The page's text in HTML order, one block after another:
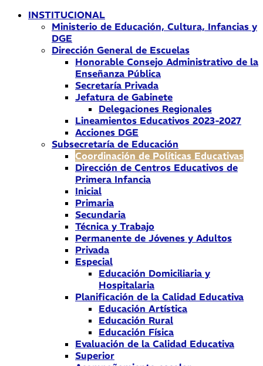
INSTITUCIONAL
Ministerio de Educación, Cultura, Infancias y
DGE
Dirección General de Escuelas
Honorable Consejo Administrativo de la
Enseñanza Pública
Secretaría Privada
Jefatura de Gabinete
Delegaciones Regionales
Lineamientos Educativos 2023-2027
Acciones DGE
Subsecretaría de Educación
Coordinación de Políticas Educativas
Dirección de Centros Educativos de
Primera Infancia
Inicial
Primaria
Secundaria
Técnica y Trabajo
Permanente de Jóvenes y Adultos
Privada
Especial
Educación Domiciliaria y
Hospitalaria
Planificación de la Calidad Educativa
Educación Artística
Educación Rural
Educación Física
Evaluación de la Calidad Educativa
Superior